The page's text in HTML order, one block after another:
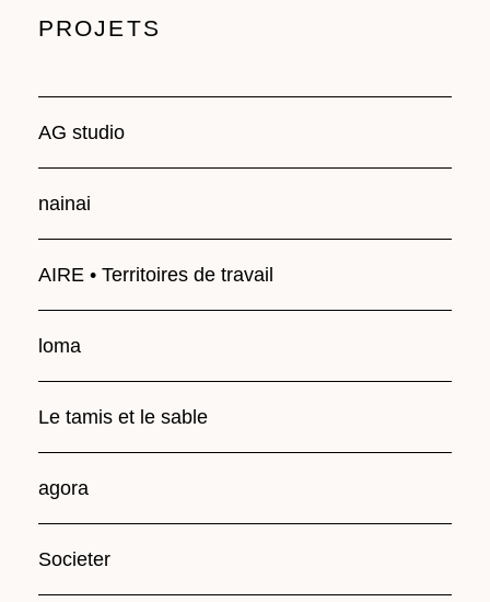
PROJETS
AG studio
nainai
AIRE • Territoires de travail
loma
Le tamis et le sable
agora
Societer